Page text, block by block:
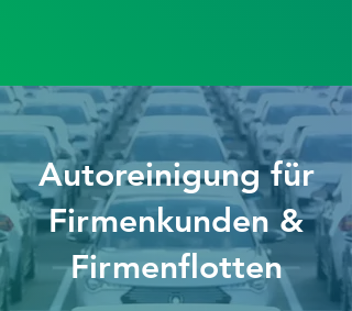
Autoreinigung für
Firmenkunden &
Firmenflotten